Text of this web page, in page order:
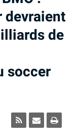
devraient
de
soccer